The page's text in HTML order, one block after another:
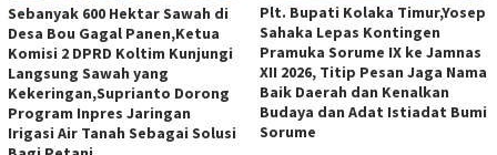
Sebanyak 600 Hektar Sawah di
Desa Bou Gagal Panen,Ketua
Komisi 2 DPRD Koltim Kunjungi
Langsung Sawah yang
Kekeringan,Suprianto Dorong
Program Inpres Jaringan
Irigasi Air Tanah Sebagai Solusi
Plt. Bupati Kolaka Timur,Yosep
Sahaka Lepas Kontingen
Pramuka Sorume IX ke Jamnas
XII 2026, Titip Pesan Jaga Nama
Baik Daerah dan Kenalkan
Budaya dan Adat Istiadat Bumi
Sorume